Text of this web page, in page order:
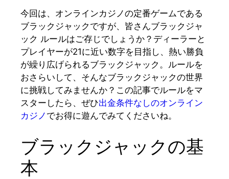
今回は、オンラインカジノの定番ゲームである
ブラックジャックですが、皆さんブラックジャ
ック ルールはご存じでしょうか？ディーラーと
プレイヤーが21に近い数字を目指し、熱い勝負
が繰り広げられるブラックジャック。ルールを
おさらいして、そんなブラックジャックの世界
に挑戦してみませんか？この記事でルールをマ
スターしたら、ぜひ出金条件なしのオンライン
カジノ でお得に遊んでみてくださいね。
ブラックジャックの基
本